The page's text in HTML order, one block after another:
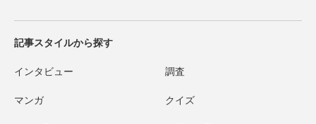
記事スタイルから探す
インタビュー 調査
マンガ クイズ